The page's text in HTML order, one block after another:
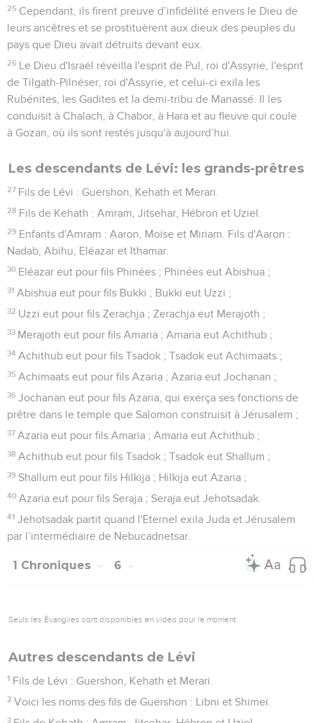
25 Cependant, ils firent preuve d’infidélité envers le Dieu de
leurs ancêtres et se prostituèrent aux dieux des peuples du
pays que Dieu avait détruits devant eux.
26 Le Dieu d'Israël réveilla l'esprit de Pul, roi d'Assyrie, l'esprit
de Tilgath-Pilnéser, roi d'Assyrie, et celui-ci exila les
Rubénites, les Gadites et la demi-tribu de Manassé. Il les
conduisit à Chalach, à Chabor, à Hara et au fleuve qui coule
à Gozan, où ils sont restés jusqu'à aujourd’hui.
Les descendants de Lévi: les grands-prêtres
27 Fils de Lévi : Guershon, Kehath et Merari.
28 Fils de Kehath : Amram, Jitsehar, Hébron et Uziel.
29 Enfants d'Amram : Aaron, Moïse et Miriam. Fils d'Aaron :
Nadab, Abihu, Eléazar et Ithamar.
30 Eléazar eut pour fils Phinées ; Phinées eut Abishua ;
31 Abishua eut pour fils Bukki ; Bukki eut Uzzi ;
32 Uzzi eut pour fils Zerachja ; Zerachja eut Merajoth ;
33 Merajoth eut pour fils Amaria ; Amaria eut Achithub ;
34 Achithub eut pour fils Tsadok ; Tsadok eut Achimaats ;
35 Achimaats eut pour fils Azaria ; Azaria eut Jochanan ;
36 Jochanan eut pour fils Azaria, qui exerça ses fonctions de
prêtre dans le temple que Salomon construisit à Jérusalem ;
37 Azaria eut pour fils Amaria ; Amaria eut Achithub ;
38 Achithub eut pour fils Tsadok ; Tsadok eut Shallum ;
39 Shallum eut pour fils Hilkija ; Hilkija eut Azaria ;
40 Azaria eut pour fils Seraja ; Seraja eut Jehotsadak.
41 Jehotsadak partit quand l'Eternel exila Juda et Jérusalem
par l’intermédiaire de Nebucadnetsar.
1 Chroniques 6
Seuls les Évangiles sont disponibles en vidéo pour le moment.
Autres descendants de Lévi
1 Fils de Lévi : Guershon, Kehath et Merari.
2 Voici les noms des fils de Guershon : Libni et Shimeï.
3